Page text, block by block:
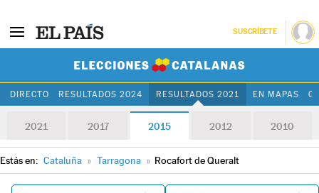
SUSCRÍBETE
DIRECTO RESULTADOS 2024 RESULTADOS 2021 EN MAPAS
2021 2017 2015 2012 2010
Estás en: Cataluña » Tarragona » Rocafort de Queralt